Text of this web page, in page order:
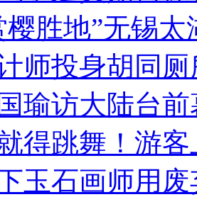
樱胜地”无锡
师投身胡同
瑜访大陆台
得跳舞！游客
玉石画师用